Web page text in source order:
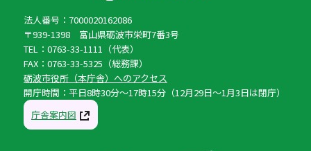
法人番号：7000020162086
〒939-1398 富山県砺波市栄町7番3号
TEL：0763-33-1111（代表）
FAX：0763-33-5325（総務課）
砺波市役所（本庁舎）へのアクセス
開庁時間：平日8時30分〜17時15分（12月29日〜1月3日は閉庁）
庁舎案内図